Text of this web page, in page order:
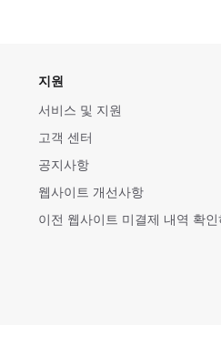
지원
서비스 및 지원
고객 센터
공지사항
웹사이트 개선사항
이전 웹사이트 미결제 내역 확인